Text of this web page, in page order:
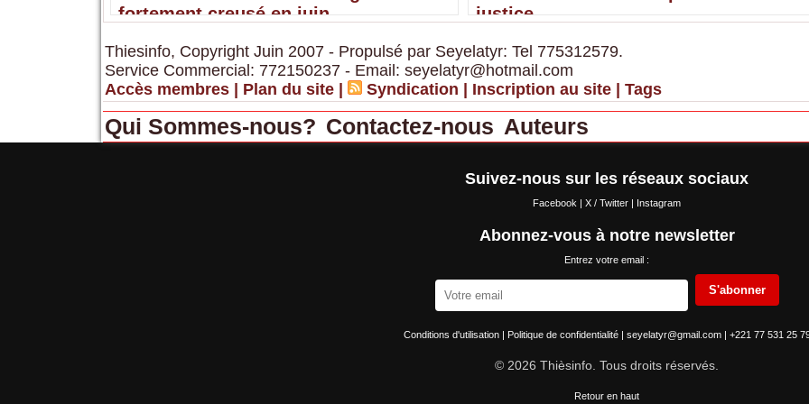
fortement creusé en juin
justice
Thiesinfo, Copyright Juin 2007 - Propulsé par Seyelatyr: Tel 775312579.
Service Commercial: 772150237 - Email: seyelatyr@hotmail.com
Accès membres | Plan du site | Syndication | Inscription au site | Tags
Qui Sommes-nous? Contactez-nous Auteurs
Suivez-nous sur les réseaux sociaux
Facebook | X / Twitter | Instagram
Abonnez-vous à notre newsletter
Entrez votre email :
S'abonner
Conditions d'utilisation | Politique de confidentialité | seyelatyr@gmail.com | +221 77 531 25
© 2026 Thièsinfo. Tous droits réservés.
Retour en haut